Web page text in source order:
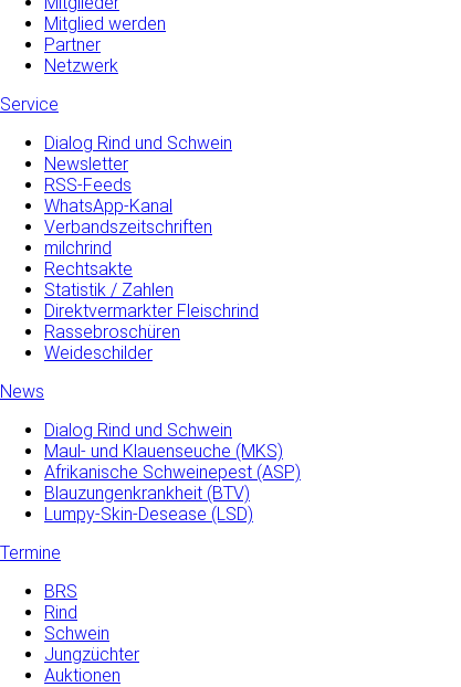
Mitglied werden
Partner
Netzwerk
Service
Dialog Rind und Schwein
Newsletter
RSS-Feeds
WhatsApp-Kanal
Verbandszeitschriften
milchrind
Rechtsakte
Statistik / Zahlen
Direktvermarkter Fleischrind
Rassebroschüren
Weideschilder
News
Dialog Rind und Schwein
Maul- und­ Klauenseuche­ (MKS)
Afrikanische Schweinepest (ASP)
Blauzungenkrankheit (BTV)
Lumpy-Skin-Desease (LSD)
Termine
BRS
Rind
Schwein
Jungzüchter
Auktionen